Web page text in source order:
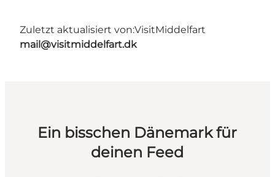
Zuletzt aktualisiert von:VisitMiddelfart
mail@visitmiddelfart.dk
Ein bisschen Dänemark für
deinen Feed